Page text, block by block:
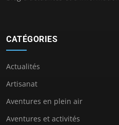
CATÉGORIES
Actualités
Artisanat
Aventures en plein air
Aventures et activités